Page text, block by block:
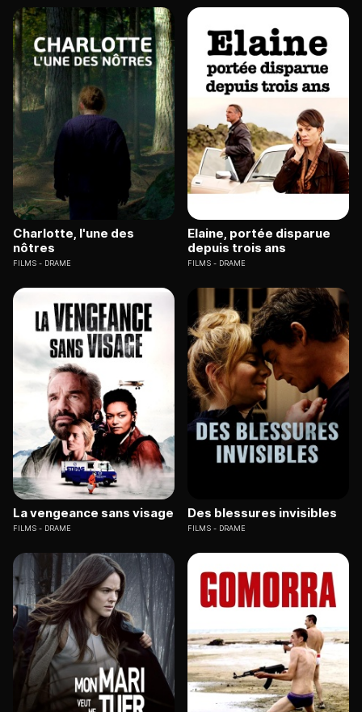
Charlotte, l'une des
nôtres
FILMS DRAME
Elaine, portée disparue
depuis trois ans
FILMS DRAME
La vengeance sans visage
FILMS DRAME
Des blessures invisibles
FILMS DRAME